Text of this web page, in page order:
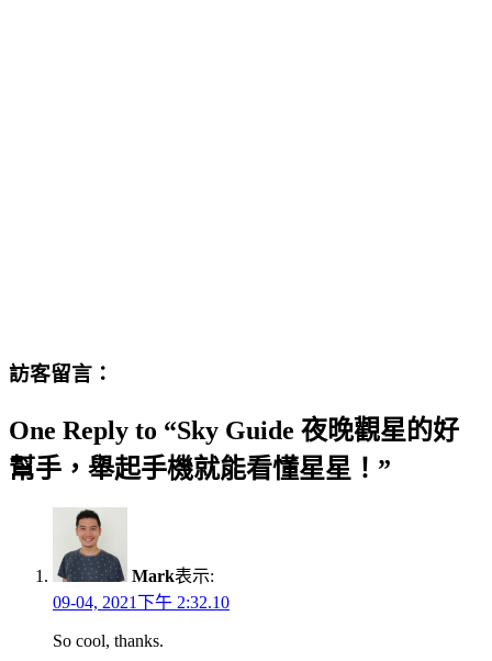
訪客留言：
One Reply to “Sky Guide 夜晚觀星的好
幫手，舉起手機就能看懂星星！”
Mark表示:
09-04, 2021下午 2:32.10
So cool, thanks.